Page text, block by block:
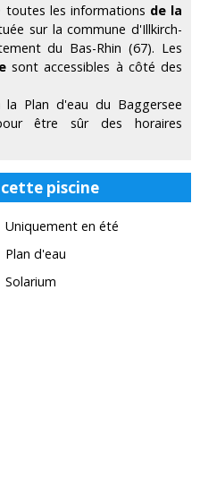
toutes les informations de la
sur la commune d'Illkirch-
du Bas-Rhin (67). Les
sont accessibles à côté des
Plan d'eau du Baggersee
être sûr des horaires
piscine
Uniquement en été
Plan d'eau
Solarium